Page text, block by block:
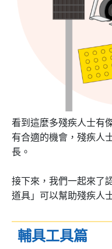
看到這麼多殘疾人士有
有合適的機會，殘疾人
長。
接下來，我們一起來了
道具」可以幫助殘疾人
輔具工具篇